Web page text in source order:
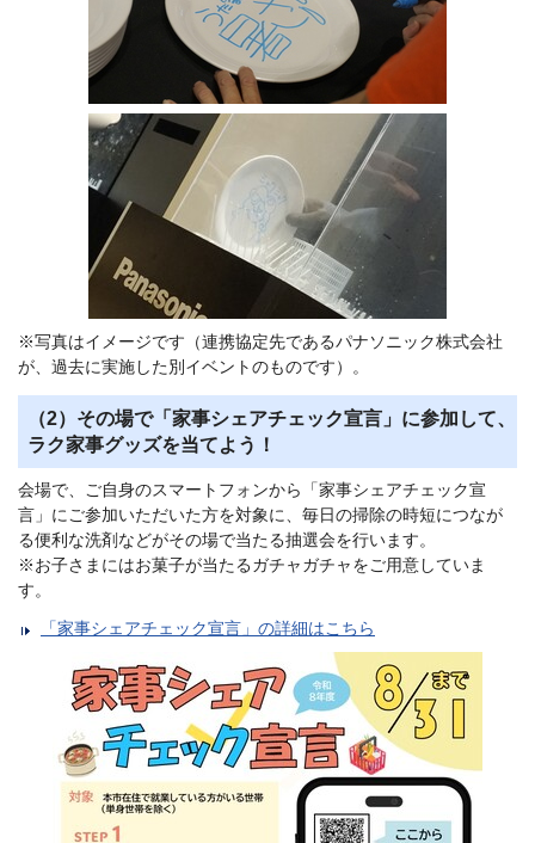
※写真はイメージです（連携協定先であるパナソニック株式会社
が、過去に実施した別イベントのものです）。
（2）その場で「家事シェアチェック宣言」に参加して、
ラク家事グッズを当てよう！
会場で、ご自身のスマートフォンから「家事シェアチェック宣
言」にご参加いただいた方を対象に、毎日の掃除の時短につなが
る便利な洗剤などがその場で当たる抽選会を行います。
※お子さまにはお菓子が当たるガチャガチャをご用意していま
す。
「家事シェアチェック宣言」の詳細はこちら